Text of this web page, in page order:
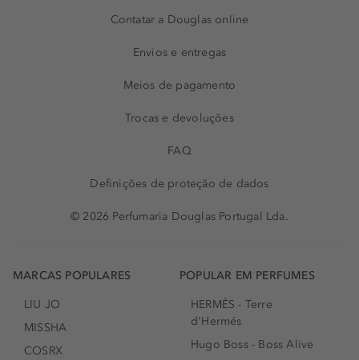
Contatar a Douglas online
Envios e entregas
Meios de pagamento
Trocas e devoluções
FAQ
Definições de proteção de dados
© 2026 Perfumaria Douglas Portugal Lda.
MARCAS POPULARES
LIU JO
MISSHA
COSRX
POPULAR EM PERFUMES
HERMÈS - Terre
d'Hermés
Hugo Boss - Boss Alive